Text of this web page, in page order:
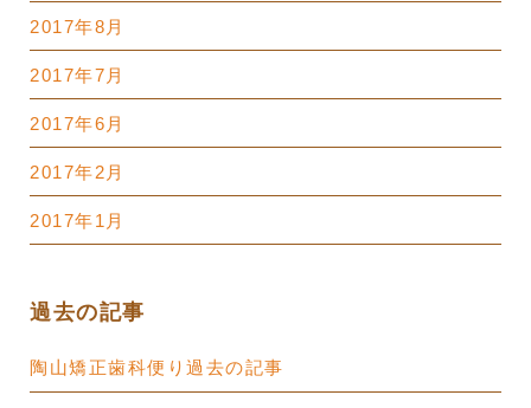
2017年8月
2017年7月
2017年6月
2017年2月
2017年1月
過去の記事
陶山矯正歯科便り過去の記事